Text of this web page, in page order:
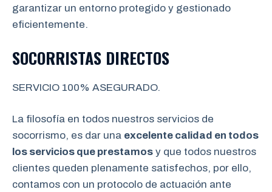
garantizar un entorno protegido y gestionado
eficientemente.
SOCORRISTAS DIRECTOS
SERVICIO 100% ASEGURADO.
La filosofía en todos nuestros servicios de
socorrismo, es dar una excelente calidad en todos
los servicios que prestamos y que todos nuestros
clientes queden plenamente satisfechos, por ello,
contamos con un protocolo de actuación ante